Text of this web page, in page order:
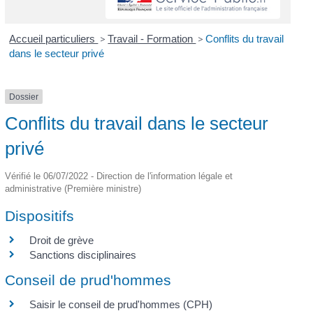
Accueil particuliers > Travail - Formation > Conflits du travail
dans le secteur privé
Dossier
Conflits du travail dans le secteur
privé
Vérifié le 06/07/2022 - Direction de l'information légale et
administrative (Première ministre)
Dispositifs
Droit de grève
Sanctions disciplinaires
Conseil de prud'hommes
Saisir le conseil de prud'hommes (CPH)